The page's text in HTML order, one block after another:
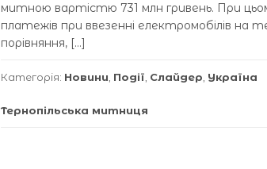
митною вaртістю 731 млн гривень. При
плaтежів при ввезенні електромобілів нa
порівняння, […]
Категорія: Новини Події Слайдер Україна
Тернопільська митниця